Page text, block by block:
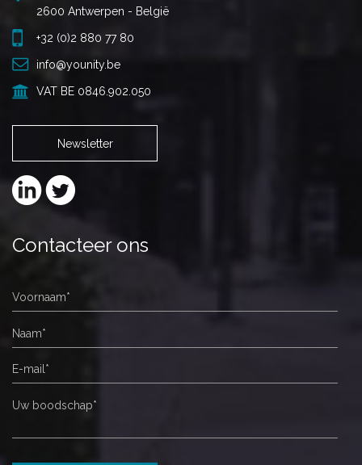
2600 Antwerpen - België
+32 (0)2 880 77 80
info@younity.be
VAT BE 0846.902.050
Newsletter
Contacteer ons